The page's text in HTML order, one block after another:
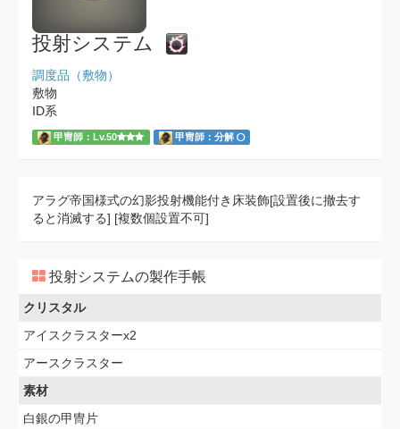
投射システム
調度品（敷物）
敷物
ID系
甲冑師：Lv.50 甲冑師：分解
アラグ帝国様式の幻影投射機能付き床装飾[設置後に撤去す
ると消滅する] [複数個設置不可]
投射システムの製作手帳
クリスタル
アイスクラスターx2
アースクラスター
素材
白銀の甲冑片